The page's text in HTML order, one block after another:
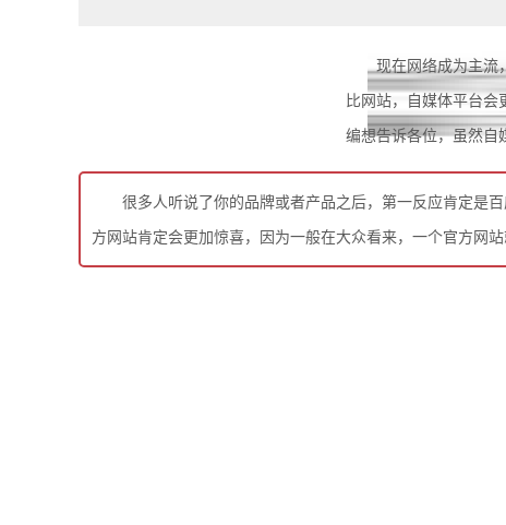
现在网络成为主流
比网站，自媒体平台
编想告诉各位，虽然自
很多人听说了你的品牌或者产品之后，第一反应肯定是
方网站肯定会更加惊喜，因为一般在大众看来，一个官方网站